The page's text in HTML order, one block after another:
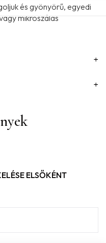
és gyönyörű, egyedi
mikroszálas
ELSŐKÉNT